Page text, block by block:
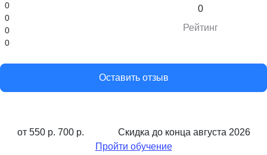
0
0
0
0
0
Рейтинг
Оставить отзыв
от 550 р. 700 р. Скидка до конца августа 2026
Пройти обучение